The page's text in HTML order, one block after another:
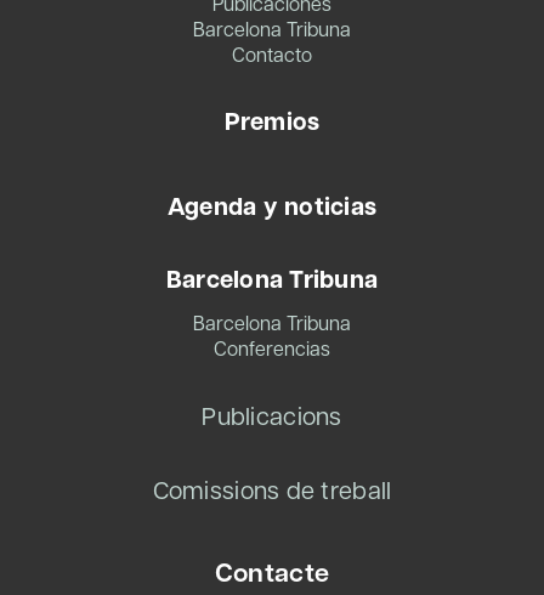
Barcelona Tribuna
Contacto
Premios
Agenda y noticias
Barcelona Tribuna
Barcelona Tribuna
Conferencias
Publicacions
Comissions de treball
Contacte